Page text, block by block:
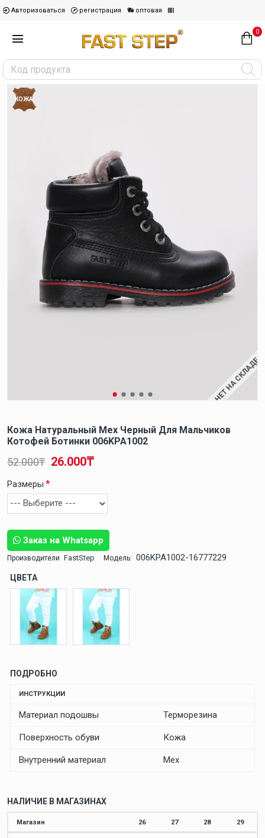
Авторизоваться регистрация оптовая
0
НЕТ НА СКЛАДЕ
КОЖА
Кожа Натуральный Мех Черный Для Мальчиков
Котофей Ботинки 006KPA1002
Заказ на Whatsapp
Производители FastStep Модель: 006KPA1002-16777229
26.000₸
52.000₸
Размеры
ЦВЕТА
ПОДРОБНО
ИНСТРУКЦИИ
Материал подошвы Терморезина
Поверхность обуви Кожа
Внутренний материал Мех
НАЛИЧИЕ В МАГАЗИНАХ
Магазин 26 27 28 29